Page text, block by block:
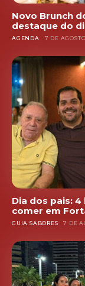
Novo Brunch
destaque do
AGENDA 7 DE
Dia dos pais:
comer em
GUIA SABORES 7 DE